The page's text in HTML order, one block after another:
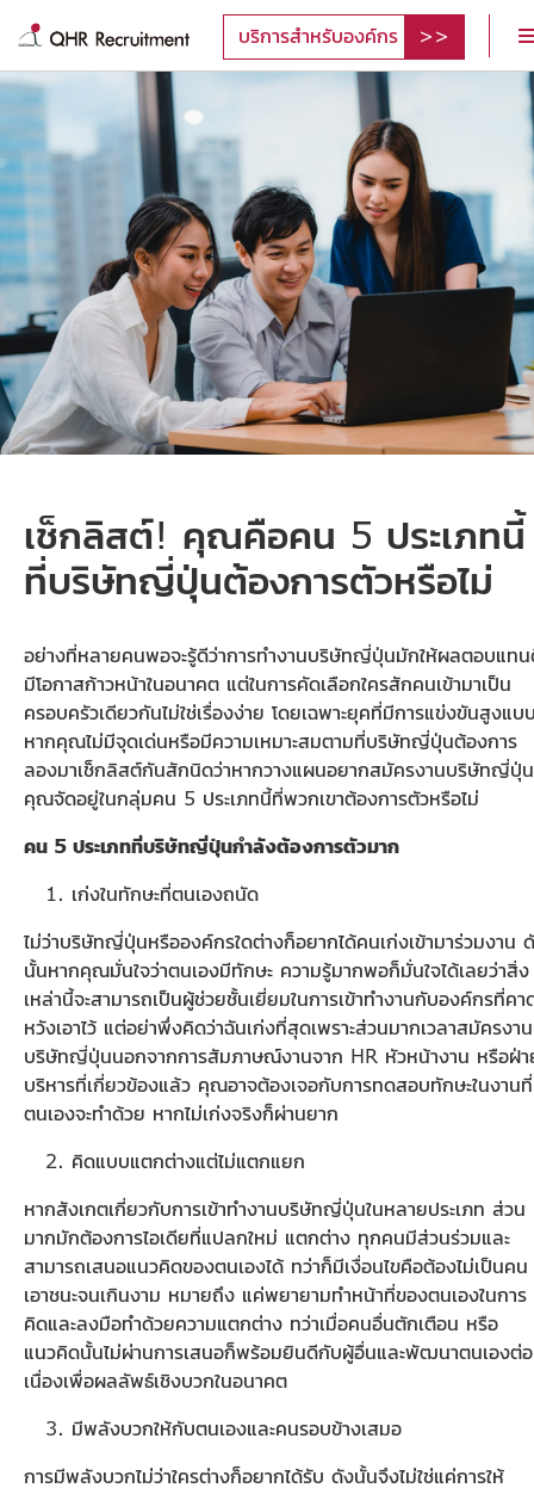
บริการสำหรับองค์กร
เช็กลิสต์! คุณคือคน 5 ประเภทนี้
ที่บริษัทญี่ปุ่นต้องการตัวหรือไม่
อย่างที่หลายคนพอจะรู้ดีว่าการทำงานบริษัทญี่ปุ่นมักให้ผลตอบแท
มีโอกาสก้าวหน้าในอนาคต แต่ในการคัดเลือกใครสักคนเข้ามาเป็น
ครอบครัวเดียวกันไม่ใช่เรื่องง่าย โดยเฉพาะยุคที่มีการแข่งขันสูงแบ
หากคุณไม่มีจุดเด่นหรือมีความเหมาะสมตามที่บริษัทญี่ปุ่นต้องการ
ลองมาเช็กลิสต์กันสักนิดว่าหากวางแผนอยากสมัครงานบริษัทญี่ปุ่น
คุณจัดอยู่ในกลุ่มคน 5 ประเภทนี้ที่พวกเขาต้องการตัวหรือไม่
คน 5 ประเภทที่บริษัทญี่ปุ่นกำลังต้องการตัวมาก
เก่งในทักษะที่ตนเองถนัด
ไม่ว่าบริษัทญี่ปุ่นหรือองค์กรใดต่างก็อยากได้คนเก่งเข้ามาร่วมงาน
นั้นหากคุณมั่นใจว่าตนเองมีทักษะ ความรู้มากพอก็มั่นใจได้เลยว่าสิ่ง
เหล่านี้จะสามารถเป็นผู้ช่วยชั้นเยี่ยมในการเข้าทำงานกับองค์กรที่คา
หวังเอาไว้ แต่อย่าพึ่งคิดว่าฉันเก่งที่สุดเพราะส่วนมากเวลาสมัครงาน
บริษัทญี่ปุ่นนอกจากการสัมภาษณ์งานจาก HR หัวหน้างาน หรือฝ่า
บริหารที่เกี่ยวข้องแล้ว คุณอาจต้องเจอกับการทดสอบทักษะในงานที่
ตนเองจะทำด้วย หากไม่เก่งจริงก็ผ่านยาก
คิดแบบแตกต่างแต่ไม่แตกแยก
หากสังเกตเกี่ยวกับการเข้าทำงานบริษัทญี่ปุ่นในหลายประเภท ส่วน
มากมักต้องการไอเดียที่แปลกใหม่ แตกต่าง ทุกคนมีส่วนร่วมและ
สามารถเสนอแนวคิดของตนเองได้ ทว่าก็มีเงื่อนไขคือต้องไม่เป็นคน
เอาชนะจนเกินงาม หมายถึง แค่พยายามทำหน้าที่ของตนเองในการ
คิดและลงมือทำด้วยความแตกต่าง ทว่าเมื่อคนอื่นตักเตือน หรือ
แนวคิดนั้นไม่ผ่านการเสนอก็พร้อมยินดีกับผู้อื่นและพัฒนาตนเองต่อ
เนื่องเพื่อผลลัพธ์เชิงบวกในอนาคต
มีพลังบวกให้กับตนเองและคนรอบข้างเสมอ
การมีพลังบวกไม่ว่าใครต่างก็อยากได้รับ ดังนั้นจึงไม่ใช่แค่การให้